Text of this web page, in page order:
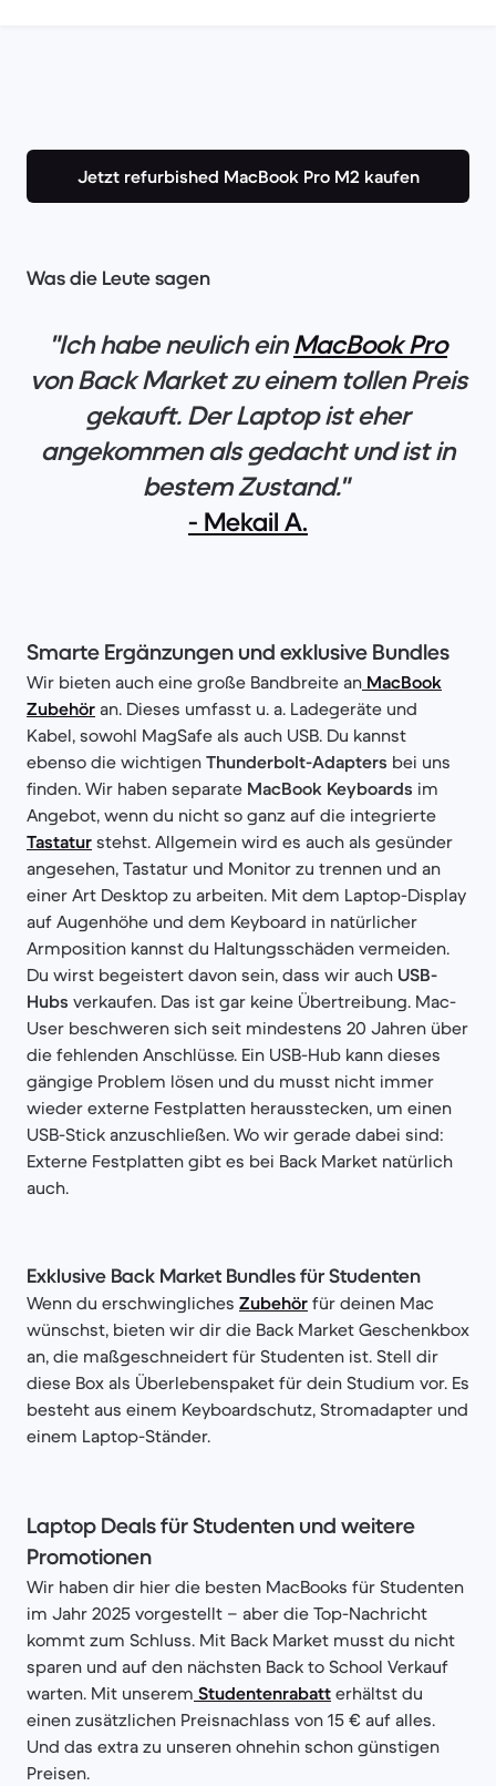
Jetzt refurbished MacBook Pro M2 kaufen
Was die Leute sagen
"Ich habe neulich einMacBook Pro
von Back Market zu einem tollen Preis
gekauft. Der Laptop ist eher
angekommen als gedacht und ist in
bestem Zustand."
- Mekail A.
Smarte Ergänzungen und exklusive Bundles
Wir bieten auch eine große Bandbreite an MacBook
Zubehör an. Dieses umfasst u. a. Ladegeräte und
Kabel, sowohl MagSafe als auch USB. Du kannst
ebenso die wichtigen Thunderbolt-Adapters bei uns
finden. Wir haben separate MacBook Keyboards im
Angebot, wenn du nicht so ganz auf die integrierte
Tastatur stehst. Allgemein wird es auch als gesünder
angesehen, Tastatur und Monitor zu trennen und an
einer Art Desktop zu arbeiten. Mit dem Laptop-Display
auf Augenhöhe und dem Keyboard in natürlicher
Armposition kannst du Haltungsschäden vermeiden.
Du wirst begeistert davon sein, dass wir auch USB-
Hubs verkaufen. Das ist gar keine Übertreibung. Mac-
User beschweren sich seit mindestens 20 Jahren über
die fehlenden Anschlüsse. Ein USB-Hub kann dieses
gängige Problem lösen und du musst nicht immer
wieder externe Festplatten herausstecken, um einen
USB-Stick anzuschließen. Wo wir gerade dabei sind:
Externe Festplatten gibt es bei Back Market natürlich
auch.
Exklusive Back Market Bundles für Studenten
Wenn du erschwingliches Zubehör für deinen Mac
wünschst, bieten wir dir die Back Market Geschenkbox
an, die maßgeschneidert für Studenten ist. Stell dir
diese Box als Überlebenspaket für dein Studium vor. Es
besteht aus einem Keyboardschutz, Stromadapter und
einem Laptop-Ständer.
Laptop Deals für Studenten und weitere
Promotionen
Wir haben dir hier die besten MacBooks für Studenten
im Jahr 2025 vorgestellt – aber die Top-Nachricht
kommt zum Schluss. Mit Back Market musst du nicht
sparen und auf den nächsten Back to School Verkauf
warten. Mit unserem Studentenrabatt erhältst du
einen zusätzlichen Preisnachlass von 15 € auf alles.
Und das extra zu unseren ohnehin schon günstigen
Preisen.